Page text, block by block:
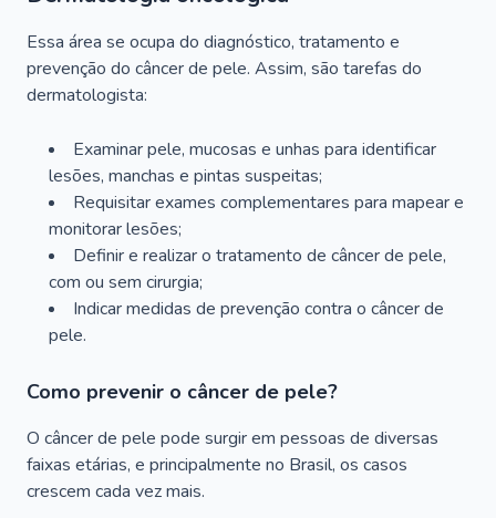
Essa área se ocupa do diagnóstico, tratamento e
prevenção do câncer de pele. Assim, são tarefas do
dermatologista:
Examinar pele, mucosas e unhas para identificar
lesões, manchas e pintas suspeitas;
Requisitar exames complementares para mapear e
monitorar lesões;
Definir e realizar o tratamento de câncer de pele,
com ou sem cirurgia;
Indicar medidas de prevenção contra o câncer de
pele.
Como prevenir o câncer de pele?
O câncer de pele pode surgir em pessoas de diversas
faixas etárias, e principalmente no Brasil, os casos
crescem cada vez mais.